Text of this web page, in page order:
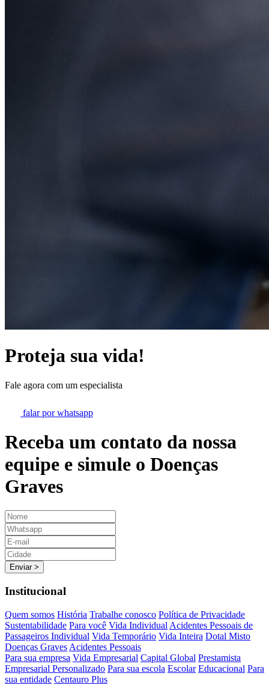
Proteja sua vida!
Fale agora com um especialista
falar por whatsapp
Receba um contato da nossa
equipe e simule o Doenças
Graves
Enviar >
Institucional
Quem somos História Trabalhe conosco Política de Privacidade
Sustentabilidade Para você Vida Individual Acidentes Pessoais de
Passageiros Individual Vida Temporário Vida Inteira Dotal Misto
Doenças Graves Acidentes Pessoais
Para sua empresa Vida Empresarial Capital Global Prestamista
Empresarial Personalizado Para sua escola Escolar Educacional Para
sua entidade Centauro Plus